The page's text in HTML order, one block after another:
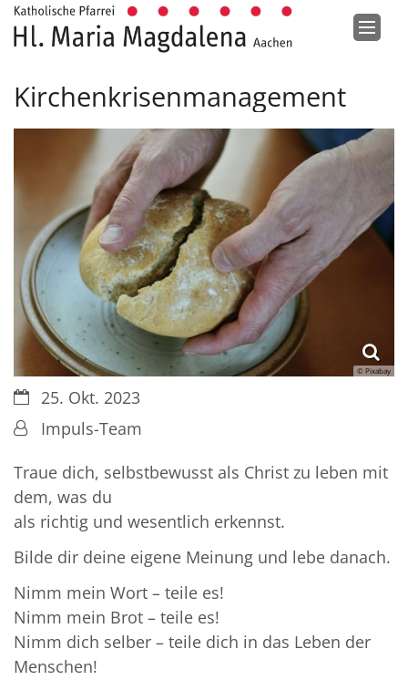
Zum Inhalt springen
Kirchenkrisenmanagement
© Pixabay
Datum:25. Okt. 2023
Von:Impuls-Team
Traue dich, selbstbewusst als Christ zu leben mit
dem, was du
als richtig und wesentlich erkennst.
Bilde dir deine eigene Meinung und lebe danach.
Nimm mein Wort – teile es!
Nimm mein Brot – teile es!
Nimm dich selber – teile dich in das Leben der
Menschen!